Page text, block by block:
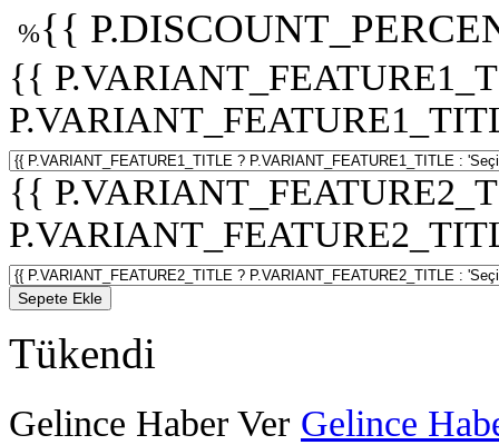
%{{
{{
{{
Sepete Ekle
Tükendi
Gelince Haber Ver Gelince